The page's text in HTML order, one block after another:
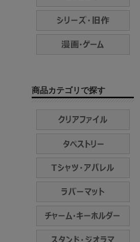
商品カテゴリで探す